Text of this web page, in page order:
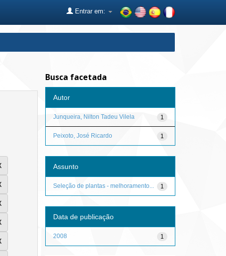
Entrar em:
Busca facetada
Autor
1
Junqueira, Nilton Tadeu Vilela
1
Peixoto, José Ricardo
Assunto
1
Seleção de plantas - melhoramento...
Data de publicação
1
2008